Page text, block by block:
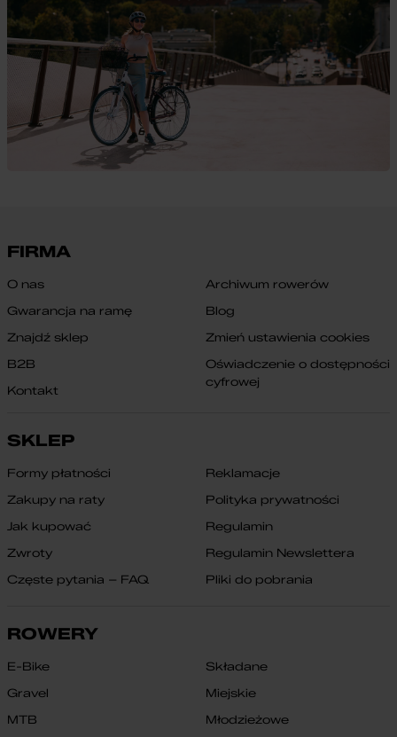
FIRMA
O nas
Gwarancja na ramę
Znajdź sklep
B2B
Kontakt
Archiwum rowerów
Blog
Zmień ustawienia cookies
Oświadczenie o dostępności
cyfrowej
SKLEP
Formy płatności
Zakupy na raty
Jak kupować
Zwroty
Częste pytania – FAQ
Reklamacje
Polityka prywatności
Regulamin
Regulamin Newslettera
Pliki do pobrania
ROWERY
E-Bike
Gravel
MTB
Składane
Miejskie
Młodzieżowe